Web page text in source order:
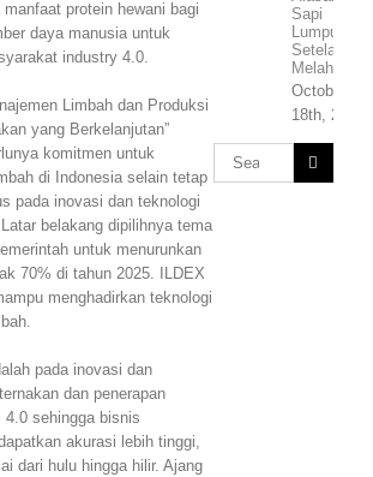
protein hewani bagi
daya manusia untuk
industry 4.0.
Limbah dan Produksi
yang Berkelanjutan”
komitmen untuk
di Indonesia selain tetap
pada inovasi dan teknologi
belakang dipilihnya tema
untuk menurunkan
70% di tahun 2025. ILDEX
menghadirkan teknologi
pada inovasi dan
dan penerapan
sehingga bisnis
akurasi lebih tinggi,
dari hulu hingga hilir. Ajang
Sapi
Lumpuh
Setelah
Melahirkan
October
18th, 2019
Search
for: